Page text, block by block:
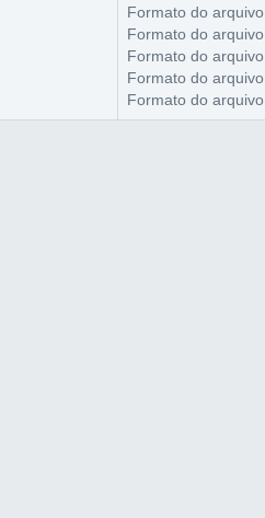
Formato do arquivo
Formato do arquivo
Formato do arquivo
Formato do arquivo
Formato do arquivo